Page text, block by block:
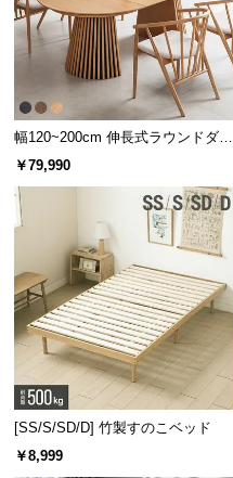
幅120~200cm 伸長式ラウンドダイ
ニングテーブル 6人掛け 天然木突
￥79,990
[SS/S/SD/D] 竹製すのこベッド
￥8,999